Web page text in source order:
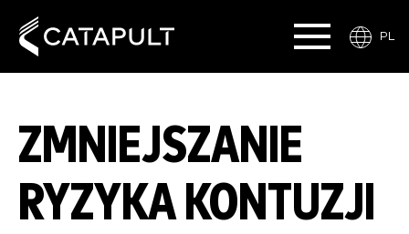
PL
ZMNIEJSZANIE
RYZYKA KONTUZJI